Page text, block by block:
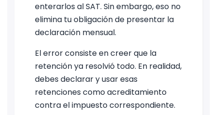
enterarlos al SAT. Sin embargo, eso no
elimina tu obligación de presentar la
declaración mensual.
El error consiste en creer que la
retención ya resolvió todo. En realidad,
debes declarar y usar esas
retenciones como acreditamiento
contra el impuesto correspondiente.